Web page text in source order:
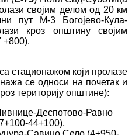
својим делом од 20 км
пут М-3 Богојево-Кула-
кроз општину својим
+800).
стационажом који пролазе
се односи на почетак и
територију општине):
Деспотово-Равно
44+100),